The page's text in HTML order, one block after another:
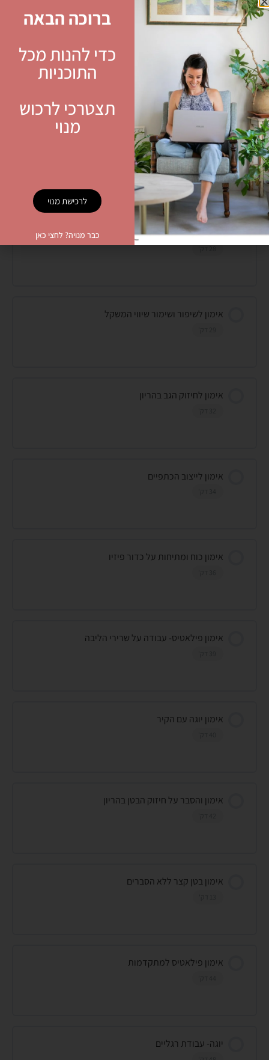
20 דק'
פילאטיס הריון לחיזוק הזרועות, העכוז והירך
עבודת כח על הבר (כסא, שייש, שולחן)
חיזוק שרירי עכוז
אימון לשיפור ושימור שיווי המשקל
אימון לחיזוק הגב בהריון
אימון לייצוב הכתפיים
אימון כוח ומתיחות על כדור פיזיו
אימון פילאטיס- עבודה על שרירי הליבה
אימון יוגה עם הקיר
אימון והסבר על חיזוק הבטן בהריון
אימון בטן קצר ללא הסברים
אימון פילאטיס למתקדמות
יוגה- עבודת רגליים
ברוכה הבאה
כדי להנות מכל
התוכניות
תצטרכי לרכוש
מנוי
לרכישת מנוי
כבר מנויה? לחצי כאן